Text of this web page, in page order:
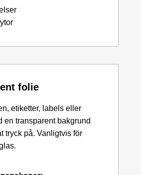
folie
etiketter, labels eller
en transparent bakgrund
tryck på. Vanligtvis för